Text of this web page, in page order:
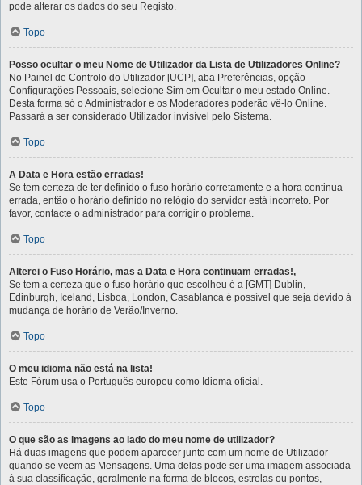
pode alterar os dados do seu Registo.
Topo
Posso ocultar o meu Nome de Utilizador da Lista de Utilizadores Online?
No Painel de Controlo do Utilizador [UCP], aba Preferências, opção
Configurações Pessoais, selecione Sim em Ocultar o meu estado Online.
Desta forma só o Administrador e os Moderadores poderão vê-lo Online.
Passará a ser considerado Utilizador invisível pelo Sistema.
Topo
A Data e Hora estão erradas!
Se tem certeza de ter definido o fuso horário corretamente e a hora continua
errada, então o horário definido no relógio do servidor está incorreto. Por
favor, contacte o administrador para corrigir o problema.
Topo
Alterei o Fuso Horário, mas a Data e Hora continuam erradas!,
Se tem a certeza que o fuso horário que escolheu é a [GMT] Dublin,
Edinburgh, Iceland, Lisboa, London, Casablanca é possível que seja devido à
mudança de horário de Verão/Inverno.
Topo
O meu idioma não está na lista!
Este Fórum usa o Português europeu como Idioma oficial.
Topo
O que são as imagens ao lado do meu nome de utilizador?
Há duas imagens que podem aparecer junto com um nome de Utilizador
quando se veem as Mensagens. Uma delas pode ser uma imagem associada
à sua classificação, geralmente na forma de blocos, estrelas ou pontos,